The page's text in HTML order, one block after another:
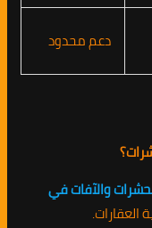
دعم محدود
والآفات في
العقارات.